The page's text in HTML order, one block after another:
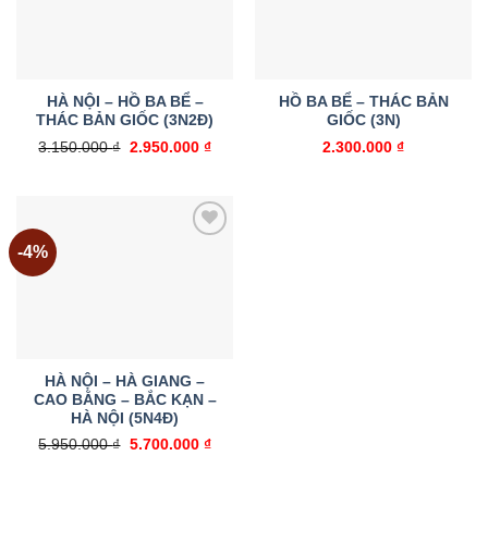
HÀ NỘI – HỒ BA BỂ –
THÁC BẢN GIỐC (3N2Đ)
3.150.000₫ Giá
2.950.000 ₫Giá
2.950.000 ₫.
HỒ BA BỂ – THÁC BẢN
GIỐC (3N)
2.300.000 ₫
-4%
HÀ NỘI – HÀ GIANG –
CAO BẰNG – BẮC KẠN –
HÀ NỘI (5N4Đ)
5.950.000₫ Giá
5.700.000 ₫Giá